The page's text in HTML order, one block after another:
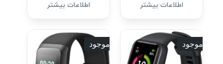
اطلاعات بیشتر اطلاعات بیشتر
ناموجود ناموجود